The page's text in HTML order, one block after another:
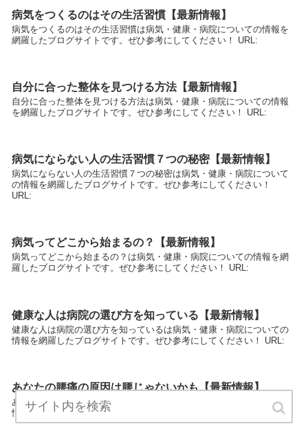
病気をつくるのはその生活習慣【最新情報】
病気をつくるのはその生活習慣は病気・健康・病院についての情報を
網羅したブログサイトです。ぜひ参考にしてください！ URL:
自分に合った整体を見つける方法【最新情報】
自分に合った整体を見つける方法は病気・健康・病院についての情報
を網羅したブログサイトです。ぜひ参考にしてください！ URL:
病気にならない人の生活習慣７つの秘密【最新情報】
病気にならない人の生活習慣７つの秘密は病気・健康・病院について
の情報を網羅したブログサイトです。ぜひ参考にしてください！
URL:
病気ってどこから始まるの？【最新情報】
病気ってどこから始まるの？は病気・健康・病院についての情報を網
羅したブログサイトです。ぜひ参考にしてください！ URL:
健康な人は病院の選び方を知っている【最新情報】
健康な人は病院の選び方を知っているは病気・健康・病院についての
情報を網羅したブログサイトです。ぜひ参考にしてください！ URL:
あなたの腰痛の原因は腰じゃないかも【最新情報】
あなたの腰痛の原因は腰じゃないかもは病気・健康・病院についての
情報を網羅したブログサイトです。ぜひ参考にしてください！ URL: